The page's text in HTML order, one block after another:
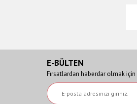
E-BÜLTEN
Fırsatlardan haberdar olmak